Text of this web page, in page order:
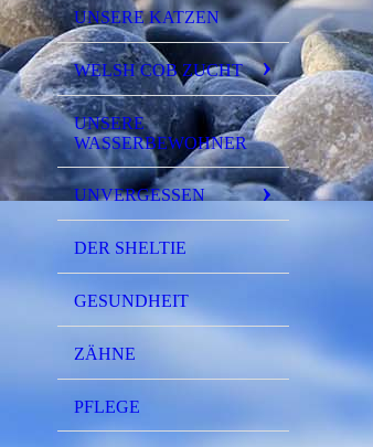
UNSERE KATZEN
WELSH COB ZUCHT
UNSERE
WASSERBEWOHNER
UNVERGESSEN
DER SHELTIE
GESUNDHEIT
ZÄHNE
PFLEGE